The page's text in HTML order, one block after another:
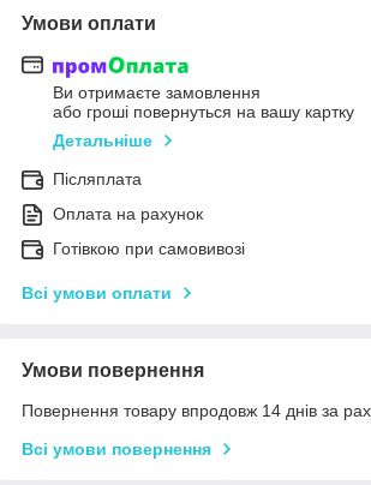
Умови оплати
Ви отримаєте замовлення
або гроші повернуться на вашу картку
Детальніше
Післяплата
Оплата на рахунок
Готівкою при самовивозі
Всі умови оплати
Умови повернення
Повернення товару впродовж 14 днів за
Всі умови повернення